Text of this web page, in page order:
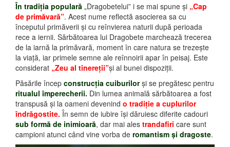
În tradiţia populară „Dragobetelui” i se mai spune şi „Cap
de primăvară”. Acest nume reflectă asocierea sa cu
începutul primăverii și cu reînvierea naturii după perioada
rece a iernii. Sărbătoarea lui Dragobete marchează trecerea
de la iarnă la primăvară, moment în care natura se trezește
la viață, iar primele semne ale reînnoirii apar în peisaj. Este
considerat „Zeu al tinereţii”şi al bunei dispoziţii.
Păsările încep construcţia cuiburilor şi se pregătesc pentru
ritualul împerecherii. Din lumea animală sărbătoarea a fost
transpusă şi la oameni devenind o tradiţie a cuplurilor
îndrăgostite. În semn de iubire îşi dăruiesc diferite cadouri
sub formă de inimioară, dar mai ales trandafiri care sunt
campioni atunci când vine vorba de romantism şi dragoste.